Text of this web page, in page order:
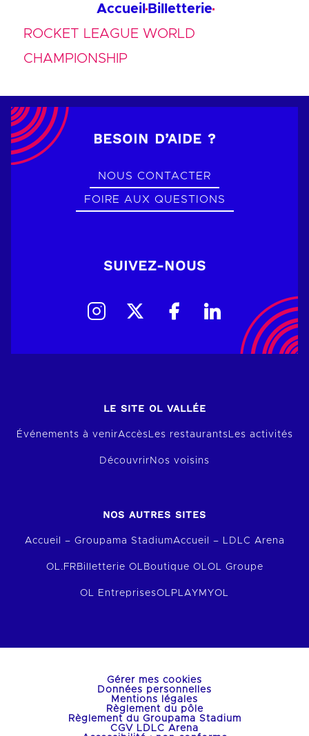
Accueil Billetterie
ROCKET LEAGUE WORLD
CHAMPIONSHIP
BESOIN D’AIDE ?
NOUS CONTACTER
FOIRE AUX QUESTIONS
SUIVEZ-NOUS
LE SITE OL VALLÉE
Événements à venirAccèsLes restaurantsLes activités
Découvrir Nos voisins
NOS AUTRES SITES
Accueil – Groupama StadiumAccueil – LDLC Arena
OL.FR Billetterie OL Boutique OLOL Groupe
OL EntreprisesOLPLAY MYOL
Gérer mes cookies
Données personnelles
Mentions légales
Règlement du pôle
Règlement du Groupama Stadium
CGV LDLC Arena